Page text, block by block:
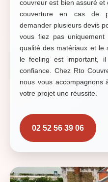
couvreur est bien assuré
couverture en cas de
demander plusieurs devis
vous fiez pas
qualité des matériaux et le
le feeling est important,
confiance. Chez Rto
nous vous
votre projet une réussite.
02 52 56 39 06